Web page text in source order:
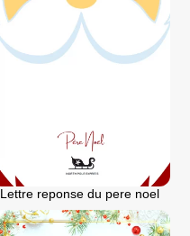
Lettre reponse du pere noel